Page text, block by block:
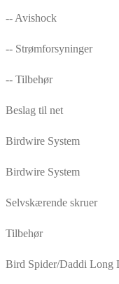
-- Avishock
-- Strømforsyninger
-- Tilbehør
Beslag til net
Birdwire System
Birdwire System
Selvskærende skruer
Tilbehør
Bird Spider/Daddi Long